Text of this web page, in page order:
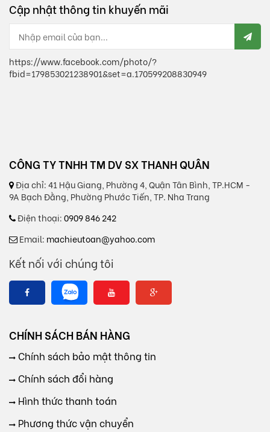
Cập nhật thông tin khuyến mãi
https://www.facebook.com/photo/?
fbid=179853021238901&set=a.170599208830949
CÔNG TY TNHH TM DV SX THANH QUÂN
Địa chỉ:41 Hậu Giang, Phường 4, Quận Tân Bình, TP.HCM -
9A Bạch Đằng, Phường Phước Tiến, TP. Nha Trang
Điện thoại:0909 846 242
Email: machieutoan@yahoo.com
Kết nối với chúng tôi
CHÍNH SÁCH BÁN HÀNG
Chính sách bảo mật thông tin
Chính sách đổi hàng
Hình thức thanh toán
Phương thức vận chuyển